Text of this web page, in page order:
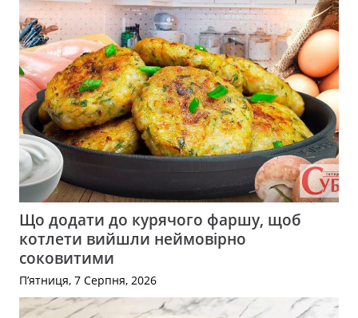
Що додати до курячого фаршу, щоб
котлети вийшли неймовірно
соковитими
П’ятниця, 7 Серпня, 2026